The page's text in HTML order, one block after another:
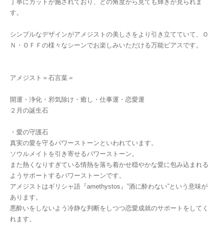
丁寧にカットが施されており、どの角度から見ても輝きが見られま
す。
シンプルなデザインがアメジストの美しさをより引き立てていて、Ｏ
Ｎ・ＯＦＦの様々なシーンでお楽しみいただける万能ピアスです。
アメジスト＝石言葉＝
開運・浄化・邪気除け・癒し・仕事運・恋愛運
２月の誕生石
・愛の守護石
真実の愛を守るパワーストーンといわれています。
ソウルメイトを引き寄せるパワーストーン。
また熱くなりすぎている情熱を落ち着かせ穏やかな愛に包み込まれる
ようサポートするパワーストーンです。
アメジストはギリシャ語『amethystos』”酒に酔わない”という意味が
あります。
悪酔いをしないよう冷静な判断をしつつ恋愛成就のサポートをしてく
れます。